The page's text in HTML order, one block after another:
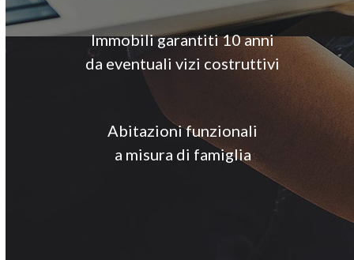
Immobili garantiti 10 anni
da eventuali vizi costruttivi
Abitazioni funzionali
a misura di famiglia